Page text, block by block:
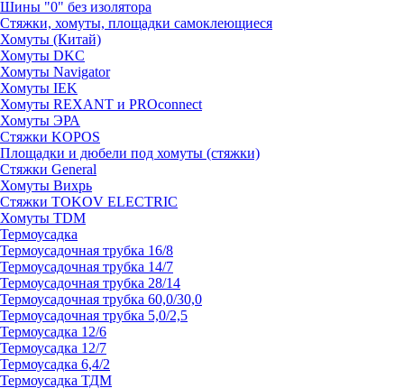
Шины "0" без изолятора
Стяжки, хомуты, площадки самоклеющиеся
Хомуты (Китай)
Хомуты DKC
Хомуты Navigator
Хомуты IEK
Хомуты REXANT и PROconnect
Хомуты ЭРА
Стяжки KOPOS
Площадки и дюбели под хомуты (стяжки)
Стяжки General
Хомуты Вихрь
Стяжки TOKOV ELECTRIC
Хомуты TDM
Термоусадка
Термоусадочная трубка 16/8
Термоусадочная трубка 14/7
Термоусадочная трубка 28/14
Термоусадочная трубка 60,0/30,0
Термоусадочная трубка 5,0/2,5
Термоусадка 12/6
Термоусадка 12/7
Термоусадка 6,4/2
Термоусадка ТДМ